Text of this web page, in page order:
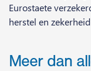
Eurostaete
herstel en
Meer dan